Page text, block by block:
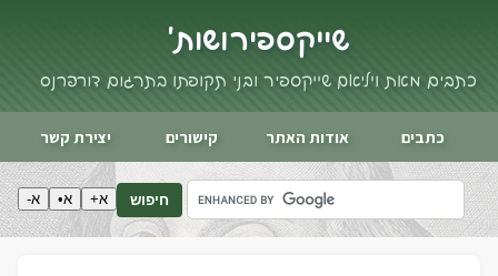
שייקספיר ושות'
כתבים מאת ויליאם שייקספיר ובני תקופתו בתרגום דורי פרנס
כתבים אודות האתר קישורים יצירת קשר
חיפוש א+ א• א-